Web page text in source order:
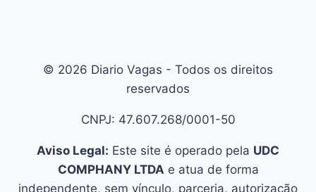
© 2026 Diario Vagas - Todos os direitos
reservados
CNPJ: 47.607.268/0001-50
Aviso Legal: Este site é operado pela UDC
COMPHANY LTDAe atua de forma
independente, sem vínculo, parceria, autorização